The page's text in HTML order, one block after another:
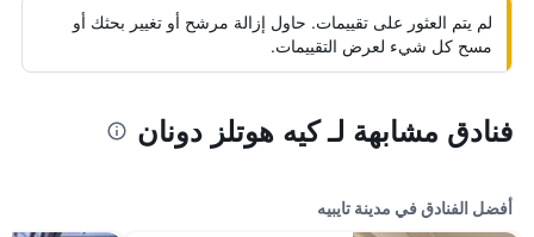
لم يتم العثور على تقييمات. حاول إزالة مرشح أو تغيير بحثك أو
مسح كل شيء لعرض التقييمات.
فنادق مشابهة لـ كيه هوتلز دونان
أفضل الفنادق في مدينة تايبيه